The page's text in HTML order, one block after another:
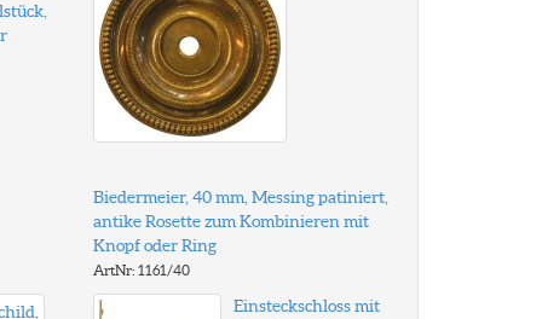
Biedermeier, 40 mm, Messing patiniert,
antike Rosette zum Kombinieren mit
Knopf oder Ring
ArtNr: 1161/40
Einsteckschloss mit